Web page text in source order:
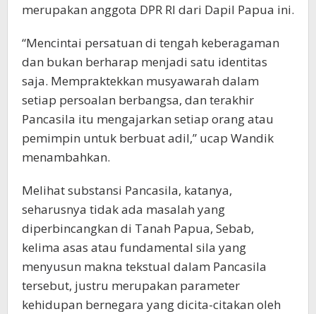
merupakan anggota DPR RI dari Dapil Papua ini.
“Mencintai persatuan di tengah keberagaman
dan bukan berharap menjadi satu identitas
saja. Mempraktekkan musyawarah dalam
setiap persoalan berbangsa, dan terakhir
Pancasila itu mengajarkan setiap orang atau
pemimpin untuk berbuat adil,” ucap Wandik
menambahkan.
Melihat substansi Pancasila, katanya,
seharusnya tidak ada masalah yang
diperbincangkan di Tanah Papua, Sebab,
kelima asas atau fundamental sila yang
menyusun makna tekstual dalam Pancasila
tersebut, justru merupakan parameter
kehidupan bernegara yang dicita-citakan oleh